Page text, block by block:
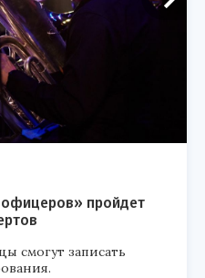
пройдет
смогут записать